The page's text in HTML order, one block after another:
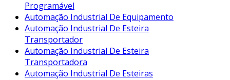
Programável
Automação Industrial De Equipamento
Automação Industrial De Esteira
Transportador
Automação Industrial De Esteira
Transportadora
Automação Industrial De Esteiras